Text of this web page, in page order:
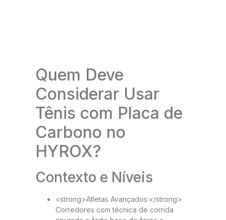
Quem Deve
Considerar Usar
Tênis com Placa de
Carbono no
HYROX?
Contexto e Níveis
<strong>Atletas Avançados:</strong>
Corredores com técnica de corrida